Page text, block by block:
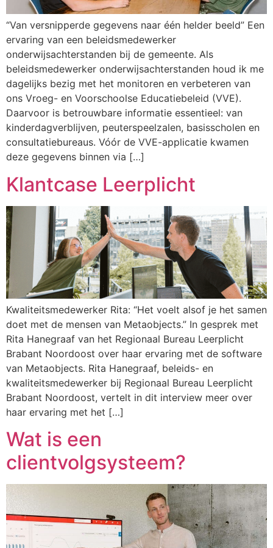
“Van versnipperde gegevens naar één helder beeld” Een
ervaring van een beleidsmedewerker
onderwijsachterstanden bij de gemeente. Als
beleidsmedewerker onderwijsachterstanden houd ik me
dagelijks bezig met het monitoren en verbeteren van
ons Vroeg- en Voorschoolse Educatiebeleid (VVE).
Daarvoor is betrouwbare informatie essentieel: van
kinderdagverblijven, peuterspeelzalen, basisscholen en
consultatiebureaus. Vóór de VVE-applicatie kwamen
deze gegevens binnen via […]
Klantcase Leerplicht
Kwaliteitsmedewerker Rita: “Het voelt alsof je het samen
doet met de mensen van Metaobjects.” In gesprek met
Rita Hanegraaf van het Regionaal Bureau Leerplicht
Brabant Noordoost over haar ervaring met de software
van Metaobjects. Rita Hanegraaf, beleids- en
kwaliteitsmedewerker bij Regionaal Bureau Leerplicht
Brabant Noordoost, vertelt in dit interview meer over
haar ervaring met het […]
Wat is een
clientvolgsysteem?